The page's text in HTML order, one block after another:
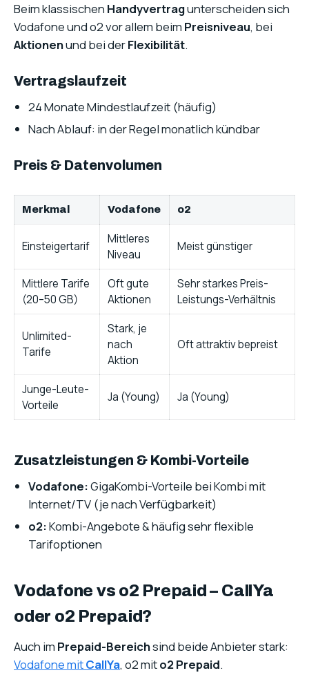
Beim klassischen Handyvertragunterscheiden sich
Vodafone und o2 vor allem beim Preisniveau, bei
Aktionenund bei derFlexibilität.
Vertragslaufzeit
24 Monate Mindestlaufzeit (häufig)
Nach Ablauf: in der Regel monatlich kündbar
Preis & Datenvolumen
Merkmal Vodafone o2
Einsteigertarif
Mittleres
Niveau
Meist günstiger
Mittlere Tarife
(20–50 GB)
Oft gute
Aktionen
Sehr starkes Preis-
Leistungs-Verhältnis
Unlimited-
Tarife
Stark, je
nach
Aktion
Oft attraktiv bepreist
Junge-Leute-
Vorteile
Ja (Young) Ja (Young)
Zusatzleistungen & Kombi-Vorteile
Vodafone:GigaKombi-Vorteile bei Kombi mit
Internet/TV (je nach Verfügbarkeit)
o2:Kombi-Angebote & häufig sehr flexible
Tarifoptionen
Vodafone vs o2 Prepaid – CallYa
oder o2 Prepaid?
Auch im Prepaid-Bereichsind beide Anbieter stark:
Vodafone mitCallYa, o2 mito2 Prepaid.